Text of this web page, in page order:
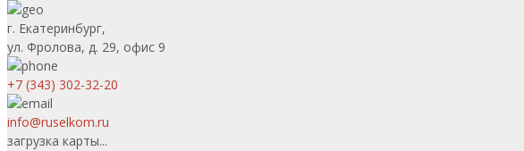
г. Екатеринбург,
ул. Фролова, д. 29, офис 9
+7 (343) 302-32-20
info@ruselkom.ru
загрузка карты...